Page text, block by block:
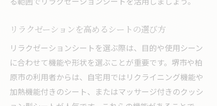
リラクゼーションを高めるシートの選び方
リラクゼーションシートを選ぶ際は、目的や使用シーン
に合わせて機能や形状を選ぶことが重要です。堺市や柏
原市の利用者からは、自宅用ではリクライニング機能や
加熱機能付きのシート、またはマッサージ付きのクッシ